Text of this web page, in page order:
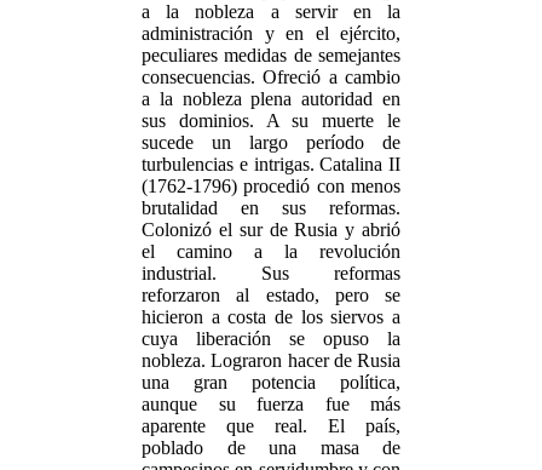
a la nobleza a servir en la
administración y en el ejército,
peculiares medidas de semejantes
consecuencias. Ofreció a cambio
a la nobleza plena autoridad en
sus dominios. A su muerte le
sucede un largo período de
turbulencias e intrigas. Catalina II
(1762-1796) procedió con menos
brutalidad en sus reformas.
Colonizó el sur de Rusia y abrió
el camino a la revolución
industrial. Sus reformas
reforzaron al estado, pero se
hicieron a costa de los siervos a
cuya liberación se opuso la
nobleza. Lograron hacer de Rusia
una gran potencia política,
aunque su fuerza fue más
aparente que real. El país,
poblado de una masa de